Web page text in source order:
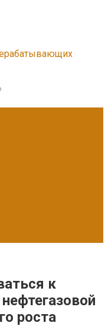
к
роста